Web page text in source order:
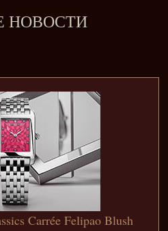
НОВОСТИ
Carrée Felipao Blush